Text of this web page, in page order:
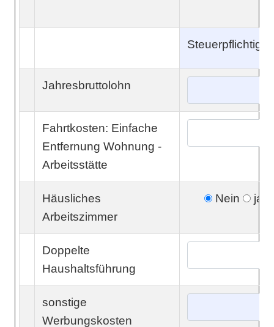
Jahresbruttolohn
Fahrtkosten: Einfache
Entfernung Wohnung -
Arbeitsstätte
Häusliches
Arbeitszimmer
Nein ja
Doppelte
Haushaltsführung
sonstige
Werbungskosten